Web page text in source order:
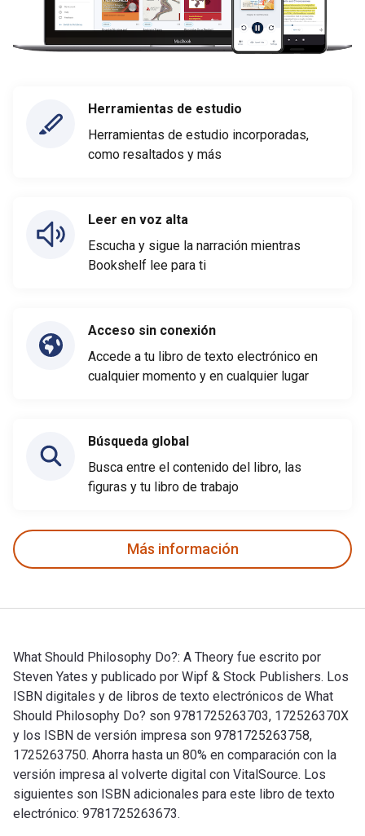
Herramientas de estudio
Herramientas de estudio incorporadas,
como resaltados y más
Leer en voz alta
Escucha y sigue la narración mientras
Bookshelf lee para ti
Acceso sin conexión
Accede a tu libro de texto electrónico en
cualquier momento y en cualquier lugar
Búsqueda global
Busca entre el contenido del libro, las
figuras y tu libro de trabajo
Más información
What Should Philosophy Do?: A Theory fue escrito por
Steven Yates y publicado por Wipf & Stock Publishers. Los
ISBN digitales y de libros de texto electrónicos de What
Should Philosophy Do? son 9781725263703, 172526370X
y los ISBN de versión impresa son 9781725263758,
1725263750. Ahorra hasta un 80% en comparación con la
versión impresa al volverte digital con VitalSource. Los
siguientes son ISBN adicionales para este libro de texto
electrónico: 9781725263673.